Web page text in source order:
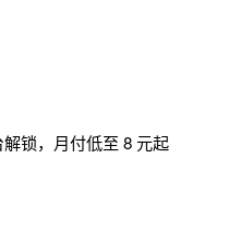
锁，月付低至 8 元起